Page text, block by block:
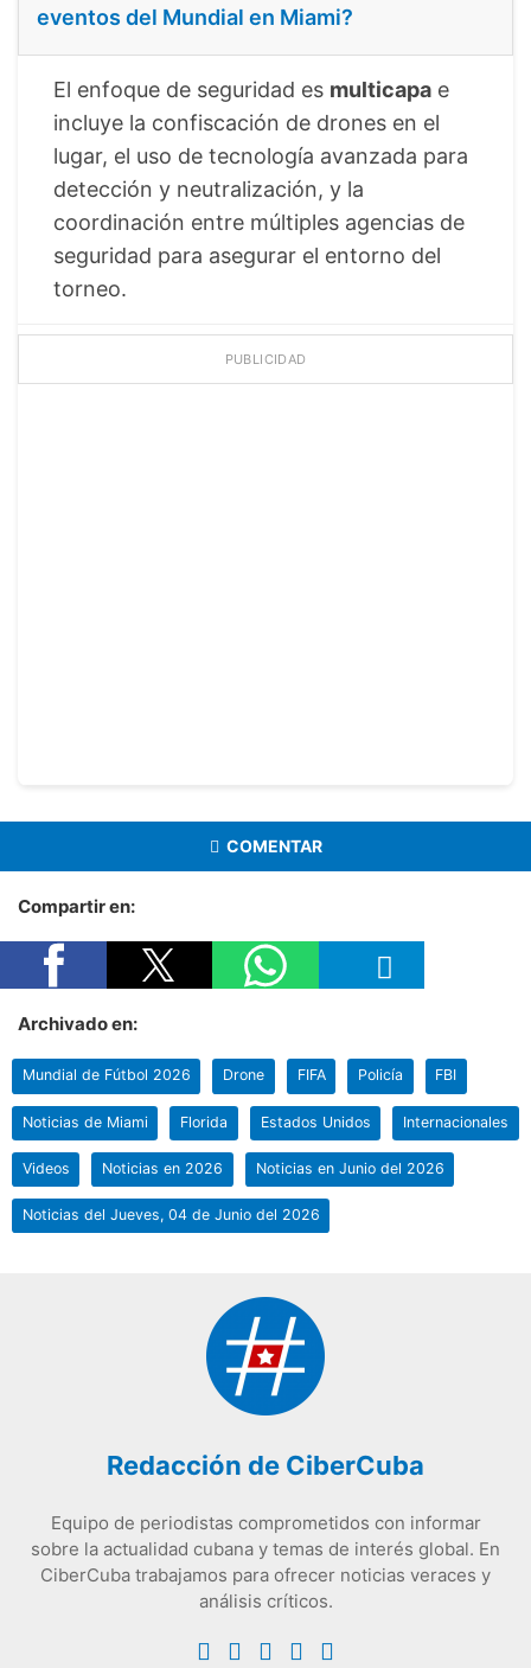
eventos del Mundial en Miami?
El enfoque de seguridad es multicapa e
incluye la confiscación de drones en el
lugar, el uso de tecnología avanzada para
detección y neutralización, y la
coordinación entre múltiples agencias de
seguridad para asegurar el entorno del
torneo.
PUBLICIDAD
COMENTAR
Compartir en:
Archivado en:
Mundial de Fútbol 2026 Drone FIFA Policía FBI
Noticias de Miami Florida Estados Unidos Internacionales
Videos Noticias en 2026 Noticias en Junio del 2026
Noticias del Jueves, 04 de Junio del 2026
Redacción de CiberCuba
Equipo de periodistas comprometidos con informar
sobre la actualidad cubana y temas de interés global. En
CiberCuba trabajamos para ofrecer noticias veraces y
análisis críticos.